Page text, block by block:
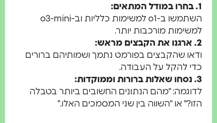
השתמשו ב-o1 למשימות כלליות וב-o3-mini
למשימות מורכבות יותר.
ודאו שהקבצים בפורמט נתמך ושמותיהם ברורים
כדי להקל על העבודה.
לדוגמה: "מהם הנתונים החשובים ביותר בטבלה
הזו?" או "השווה בין שני המסמכים האלו."